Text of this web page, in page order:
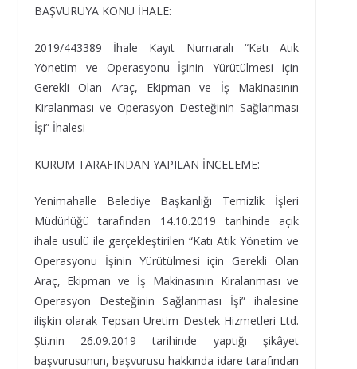
BAŞVURUYA KONU İHALE:
2019/443389 İhale Kayıt Numaralı “Katı Atık
Yönetim ve Operasyonu İşinin Yürütülmesi için
Gerekli Olan Araç, Ekipman ve İş Makinasının
Kiralanması ve Operasyon Desteğinin Sağlanması
İşi” İhalesi
KURUM TARAFINDAN YAPILAN İNCELEME:
Yenimahalle Belediye Başkanlığı Temizlik İşleri
Müdürlüğü tarafından 14.10.2019 tarihinde açık
ihale usulü ile gerçekleştirilen “Katı Atık Yönetim ve
Operasyonu İşinin Yürütülmesi için Gerekli Olan
Araç, Ekipman ve İş Makinasının Kiralanması ve
Operasyon Desteğinin Sağlanması İşi” ihalesine
ilişkin olarak Tepsan Üretim Destek Hizmetleri Ltd.
Şti.nin 26.09.2019 tarihinde yaptığı şikâyet
başvurusunun, başvurusu hakkında idare tarafından